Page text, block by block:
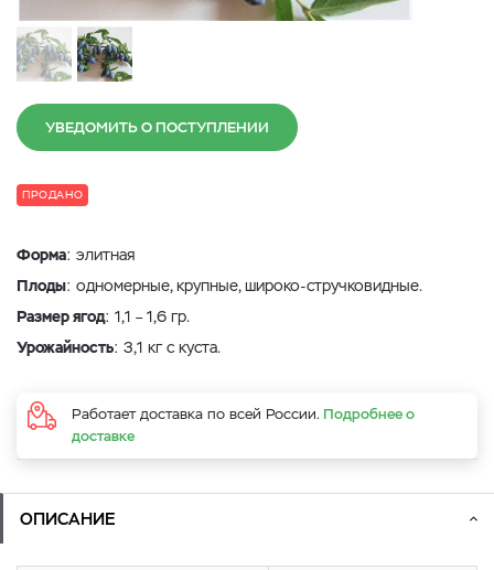
УВЕДОМИТЬ О ПОСТУПЛЕНИИ
ПРОДАНО
Форма: элитная
Плоды: одномерные, крупные, широко-стручковидные.
Размер ягод: 1,1 – 1,6 гр.
Урожайность: 3,1 кг с куста.
Работает доставка по всей России. Подробнее о
доставке
ОПИСАНИЕ